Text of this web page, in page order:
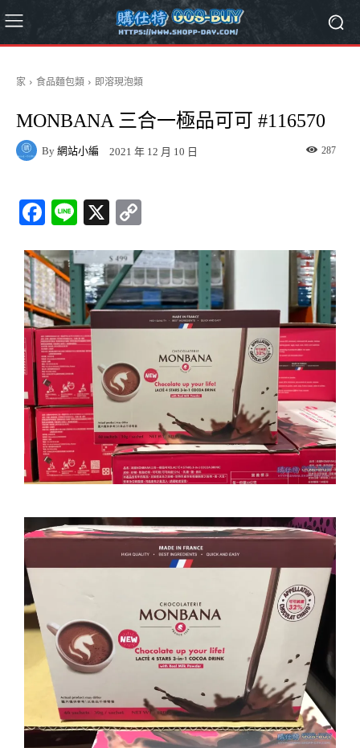
家 食品麵包類 即溶現泡類
MONBANA 三合一極品可可 #116570
By 網站小編 2021 年 12 月 10 日 287
Fa
bo
ok
Li
X
y
Li
nk